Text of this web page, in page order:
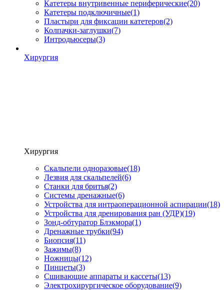
Катетеры внутривенные периферические(20)
Катетеры подключичные(1)
Пластыри для фиксации катетеров(2)
Колпачки-заглушки(7)
Интродьюсеры(3)
Хирургия
Хирургия
Скальпели одноразовые(18)
Лезвия для скальпелей(6)
Станки для бритья(2)
Системы дренажные(6)
Устройства для интраоперационной аспирации(18)
Устройства для дренирования ран (УДР)(19)
Зонд-обтуратор Блэкмора(1)
Дренажные трубки(94)
Биопсия(11)
Зажимы(8)
Ножницы(12)
Пинцеты(3)
Сшивающие аппараты и кассеты(13)
Электрохирургическое оборудование(9)